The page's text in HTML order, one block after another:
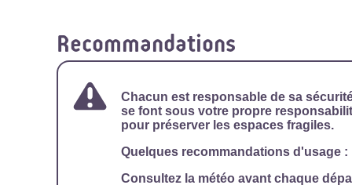
Recommandations
Chacun est responsable de sa
se font sous votre propre
pour préserver les espaces fragiles.
Quelques recommandations d'usage :
Consultez la météo avant chaque